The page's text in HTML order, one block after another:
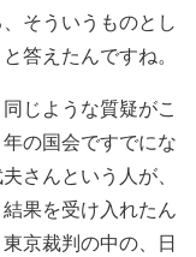
そういうものとし
答えたんですね。
じような質疑がこ
の国会ですでにな
さんという人が、
果を受け入れたん
京裁判の中の、日